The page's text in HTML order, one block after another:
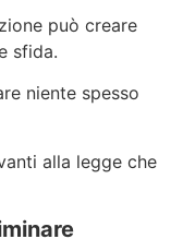
può creare
sfida.
niente spesso
alla legge che